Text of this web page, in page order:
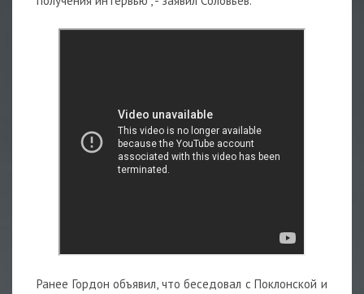
Ранее Гордон объявил, что беседовал с Поклонской и